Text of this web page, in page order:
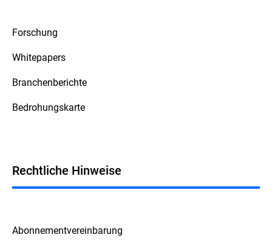
Forschung
Whitepapers
Branchenberichte
Bedrohungskarte
Rechtliche Hinweise
Abonnementvereinbarung